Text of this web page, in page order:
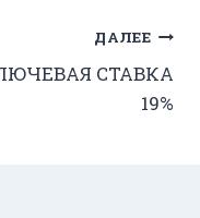
ДАЛЕЕ
СТАВКА
19%